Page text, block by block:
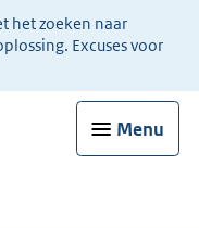
het zoeken naar
Excuses voor
Menu